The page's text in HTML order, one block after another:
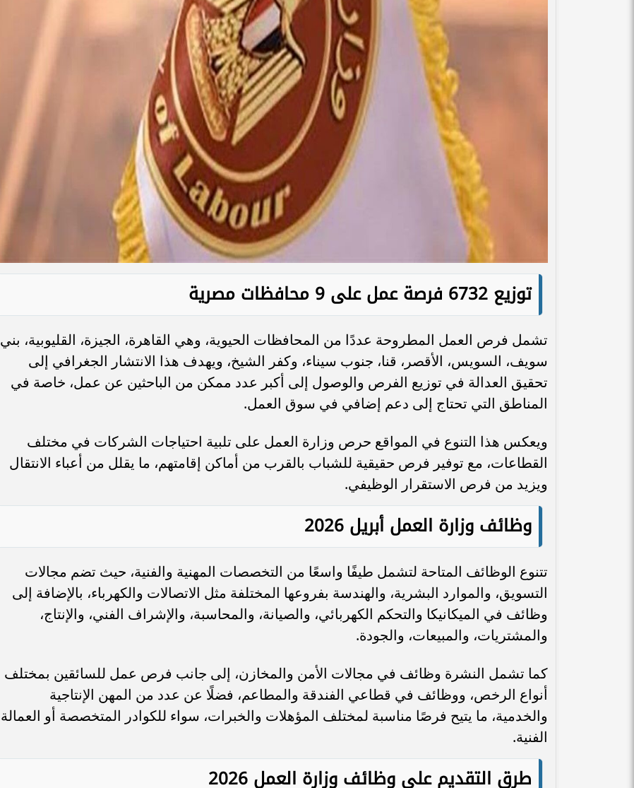
توزيع 6732 فرصة عمل على 9 محافظات مصرية
تشمل فرص العمل المطروحة عددًا من المحافظات الحيوية، وهي القاهرة، الجيزة، القليوبية، بني
سويف، السويس، الأقصر، قنا، جنوب سيناء، وكفر الشيخ، ويهدف هذا الانتشار الجغرافي إلى
تحقيق العدالة في توزيع الفرص والوصول إلى أكبر عدد ممكن من الباحثين عن عمل، خاصة في
المناطق التي تحتاج إلى دعم إضافي في سوق العمل.
ويعكس هذا التنوع في المواقع حرص وزارة العمل على تلبية احتياجات الشركات في مختلف
القطاعات، مع توفير فرص حقيقية للشباب بالقرب من أماكن إقامتهم، ما يقلل من أعباء الانتقال
ويزيد من فرص الاستقرار الوظيفي.
وظائف وزارة العمل أبريل 2026
تتنوع الوظائف المتاحة لتشمل طيفًا واسعًا من التخصصات المهنية والفنية، حيث تضم مجالات
التسويق، والموارد البشرية، والهندسة بفروعها المختلفة مثل الاتصالات والكهرباء، بالإضافة إلى
وظائف في الميكانيكا والتحكم الكهربائي، والصيانة، والمحاسبة، والإشراف الفني، والإنتاج،
والمشتريات، والمبيعات، والجودة.
كما تشمل النشرة وظائف في مجالات الأمن والمخازن، إلى جانب فرص عمل للسائقين بمختلف
أنواع الرخص، ووظائف في قطاعي الفندقة والمطاعم، فضلًا عن عدد من المهن الإنتاجية
والخدمية، ما يتيح فرصًا مناسبة لمختلف المؤهلات والخبرات، سواء للكوادر المتخصصة أو العمالة
الفنية.
طرق التقديم على وظائف وزارة العمل 2026